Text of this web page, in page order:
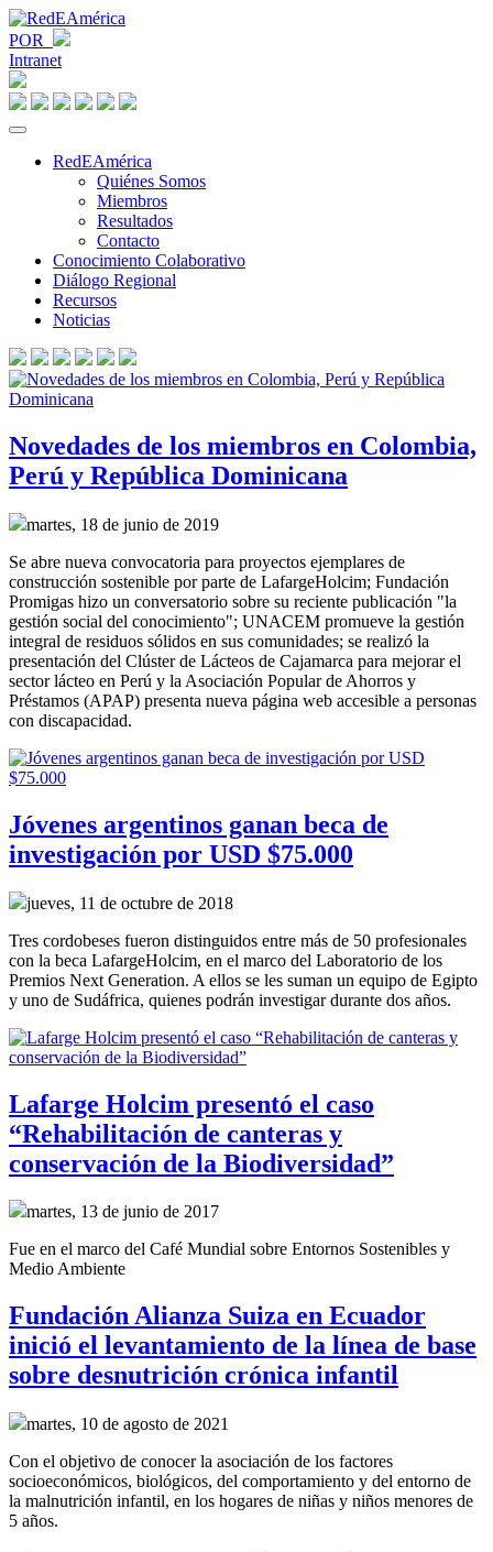
POR
Intranet
RedEAmérica
Quiénes Somos
Miembros
Resultados
Contacto
Conocimiento Colaborativo
Diálogo Regional
Recursos
Noticias
Novedades de los miembros en Colombia,
Perú y República Dominicana
martes, 18 de junio de 2019
Se abre nueva convocatoria para proyectos ejemplares de
construcción sostenible por parte de LafargeHolcim; Fundación
Promigas hizo un conversatorio sobre su reciente publicación "la
gestión social del conocimiento"; UNACEM promueve la gestión
integral de residuos sólidos en sus comunidades; se realizó la
presentación del Clúster de Lácteos de Cajamarca para mejorar el
sector lácteo en Perú y la Asociación Popular de Ahorros y
Préstamos (APAP) presenta nueva página web accesible a personas
con discapacidad.
Jóvenes argentinos ganan beca de
investigación por USD $75.000
jueves, 11 de octubre de 2018
Tres cordobeses fueron distinguidos entre más de 50 profesionales
con la beca LafargeHolcim, en el marco del Laboratorio de los
Premios Next Generation. A ellos se les suman un equipo de Egipto
y uno de Sudáfrica, quienes podrán investigar durante dos años.
Lafarge Holcim presentó el caso
“Rehabilitación de canteras y
conservación de la Biodiversidad”
martes, 13 de junio de 2017
Fue en el marco del Café Mundial sobre Entornos Sostenibles y
Medio Ambiente
Fundación Alianza Suiza en Ecuador
inició el levantamiento de la línea de base
sobre desnutrición crónica infantil
martes, 10 de agosto de 2021
Con el objetivo de conocer la asociación de los factores
socioeconómicos, biológicos, del comportamiento y del entorno de
la malnutrición infantil, en los hogares de niñas y niños menores de
5 años.